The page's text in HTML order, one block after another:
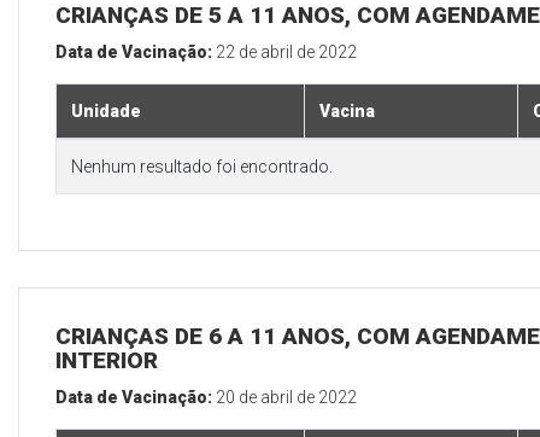
CRIANÇAS DE 5 A 11 ANOS, COM
Data de Vacinação: 22 de abril de 2022
Unidade Vacina
Nenhum resultado foi encontrado.
CRIANÇAS DE 6 A 11 ANOS, COM
INTERIOR
Data de Vacinação: 20 de abril de 2022